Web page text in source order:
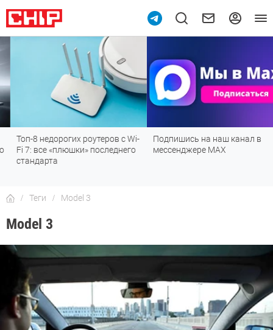
Топ-8 недорогих роутеров с Wi-
Fi 7: все «плюшки» последнего
стандарта
Подпишись на наш канал в
мессенджере МАХ
Теги Model 3
Model 3